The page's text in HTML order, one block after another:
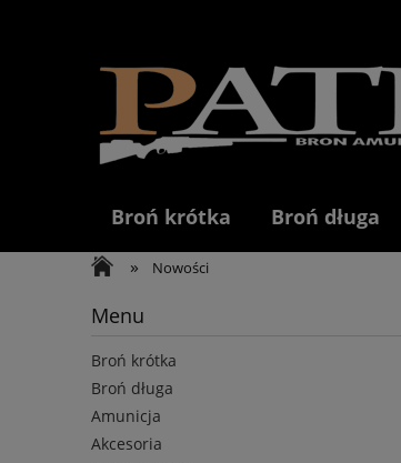
Broń krótka Broń długa
» Nowości
Menu
Broń krótka
Broń długa
Amunicja
Akcesoria